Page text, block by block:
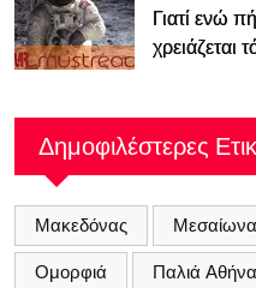
Γιατί ενώ
χρειάζεται
Δημοφιλέστερες
Μακεδόνας
Ομορφιά Παλιά Αθήνα